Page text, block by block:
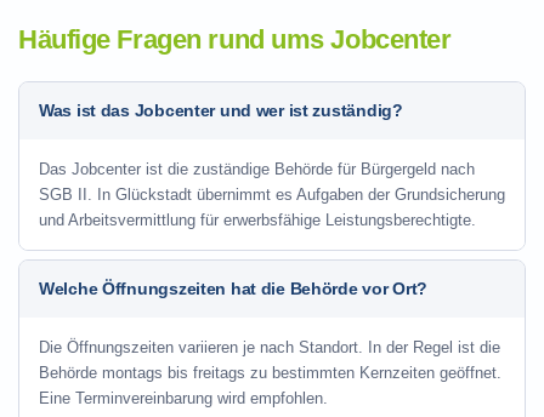
Häufige Fragen rund ums Jobcenter
Was ist das Jobcenter und wer ist zuständig?
Das Jobcenter ist die zuständige Behörde für Bürgergeld nach
SGB II. In Glückstadt übernimmt es Aufgaben der Grundsicherung
und Arbeitsvermittlung für erwerbsfähige Leistungsberechtigte.
Welche Öffnungszeiten hat die Behörde vor Ort?
Die Öffnungszeiten variieren je nach Standort. In der Regel ist die
Behörde montags bis freitags zu bestimmten Kernzeiten geöffnet.
Eine Terminvereinbarung wird empfohlen.